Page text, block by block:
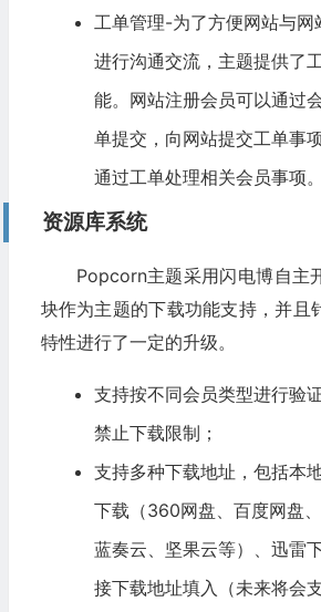
工单管理-为了方便网站与网
进行沟通交流，主题提供了
能。网站注册会员可以通过
单提交，向网站提交工单事
通过工单处理相关会员事项。
资源库系统
Popcorn主题采用闪电博自主
块作为主题的下载功能支持，并且
特性进行了一定的升级。
支持按不同会员类型进行验
禁止下载限制；
支持多种下载地址，包括本
下载（360网盘、百度网盘、
蓝奏云、坚果云等）、迅雷
接下载地址填入（未来将会